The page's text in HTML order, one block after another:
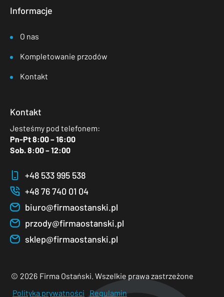
Informacje
O nas
Kompletowanie przodów
Kontakt
Kontakt
Jesteśmy pod telefonem:
Pn-Pt 8:00 – 16:00
Sob. 8:00 – 12:00
+48 533 995 538
+48 76 740 01 04
biuro@firmaostanski.pl
przody@firmaostanski.pl
sklep@firmaostanski.pl
© 2026 Firma Ostański. Wszelkie prawa zastrzeżone
Polityka prywatności
Regulamin